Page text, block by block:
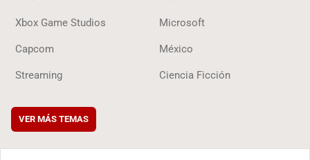
Xbox Game Studios Microsoft
Capcom México
Streaming Ciencia Ficción
VER MÁS TEMAS